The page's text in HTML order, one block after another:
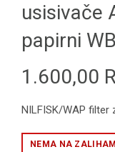
usisivače
papirni
1.600,00
NILFISK/WAP filter
NEMA NA